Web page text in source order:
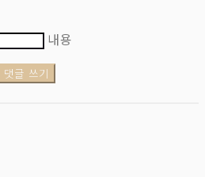
내용
댓글 쓰기